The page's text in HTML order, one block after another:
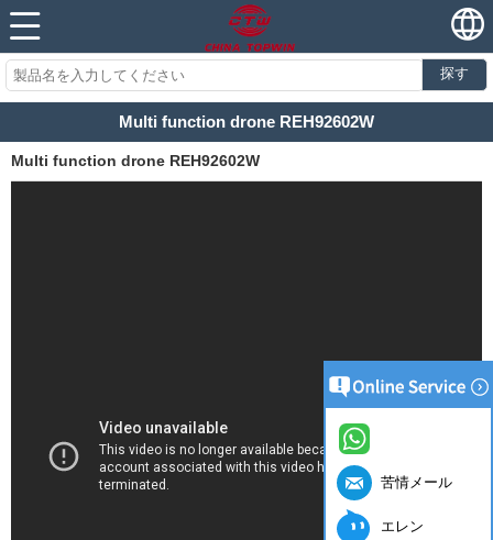
探す
Multi function drone REH92602W
Multi function drone REH92602W
苦情メール
エレン